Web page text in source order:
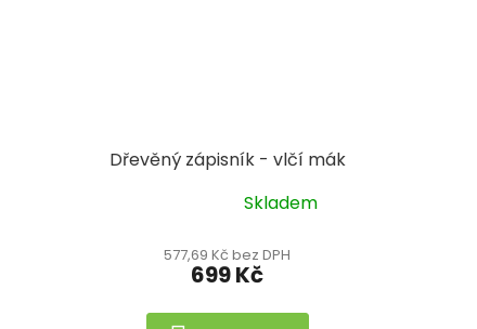
Dřevěný zápisník - vlčí mák
produktu
Skladem
577,69 Kč bez DPH
699 Kč